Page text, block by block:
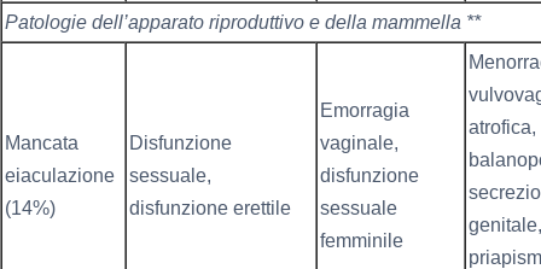
Patologie dell’apparato riproduttivo e della mammella **
Mancata
eiaculazione
(14%)
Disfunzione
sessuale,
disfunzione erettile
Emorragia
vaginale,
disfunzione
sessuale
femminile
atrofica,
genitale,